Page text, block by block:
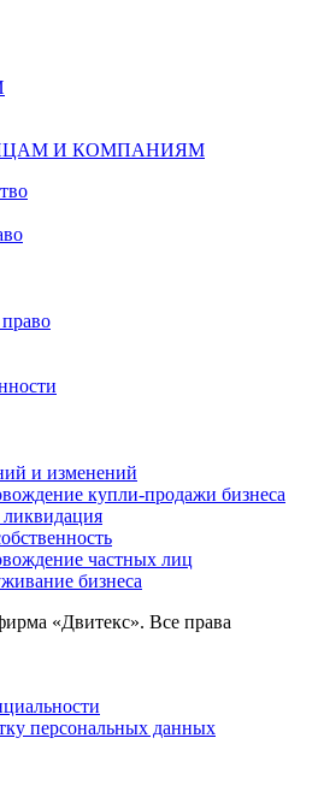
И КОМПАНИЯМ
и изменений
купли-продажи бизнеса
ликвидация
частных лиц
бизнеса
«Двитекс». Все права
персональных данных